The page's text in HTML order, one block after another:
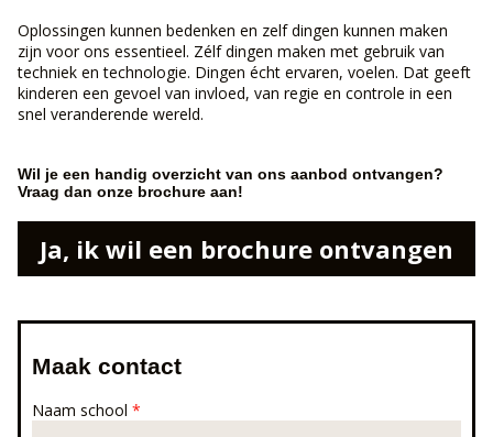
Oplossingen kunnen bedenken en zelf dingen kunnen maken
zijn voor ons essentieel. Zélf dingen maken met gebruik van
techniek en technologie. Dingen écht ervaren, voelen. Dat geeft
kinderen een gevoel van invloed, van regie en controle in een
snel veranderende wereld.
Wil je een handig overzicht van ons aanbod ontvangen?
Vraag dan onze brochure aan!
Ja, ik wil een brochure ontvangen
Maak contact
Naam school *